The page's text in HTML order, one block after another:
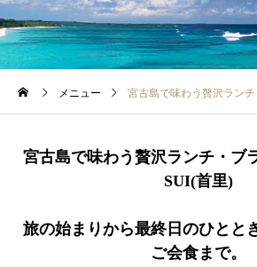
メニュー 宮古島で味わう贅沢ランチ・ブ
宮古島で味わう贅沢ランチ・ブ
SUI(首里)
旅の始まりから最終日のひとと
ご会食まで。